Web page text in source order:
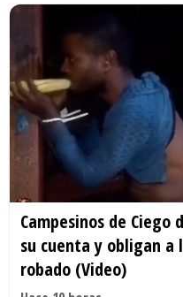
Campesinos de
su cuenta y obligan a
robado (Video)